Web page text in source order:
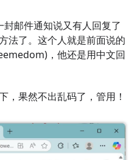
邮件通知说又有人回复了
法了。这个人就是前面说的
，他还是用中文回
，果然不出乱码了，管用！